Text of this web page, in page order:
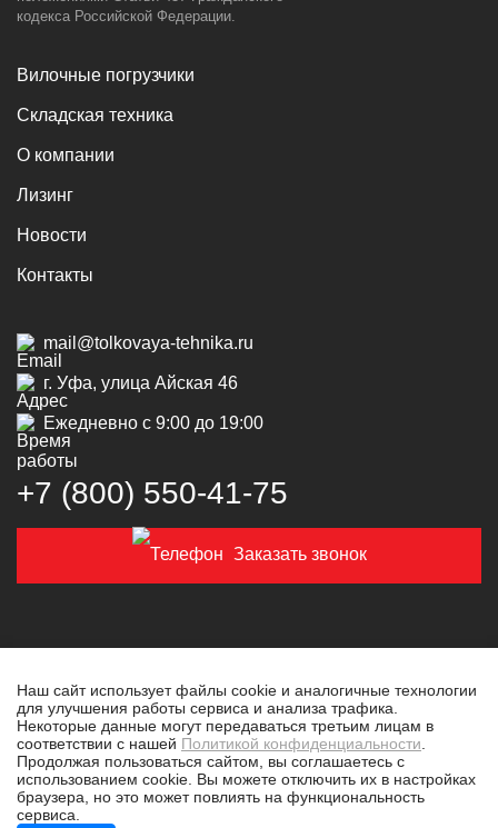
кодекса Российской Федерации.
Вилочные погрузчики
Складская техника
О компании
Лизинг
Новости
Контакты
mail@tolkovaya-tehnika.ru
г. Уфа, улица Айская 46
Ежедневно с 9:00 до 19:00
+7 (800) 550‑41‑75
Заказать звонок
© 2019-2026 Толковая техника
Политика конфиденциальности
Разработано в tim-marketing.ru
Наш сайт использует файлы cookie и аналогичные технологии
для улучшения работы сервиса и анализа трафика.
Некоторые данные могут передаваться третьим лицам в
соответствии с нашей Политикой конфиденциальности
Продолжая пользоваться сайтом, вы соглашаетесь с
использованием cookie. Вы можете отключить их в настройках
браузера, но это может повлиять на функциональность
сервиса.